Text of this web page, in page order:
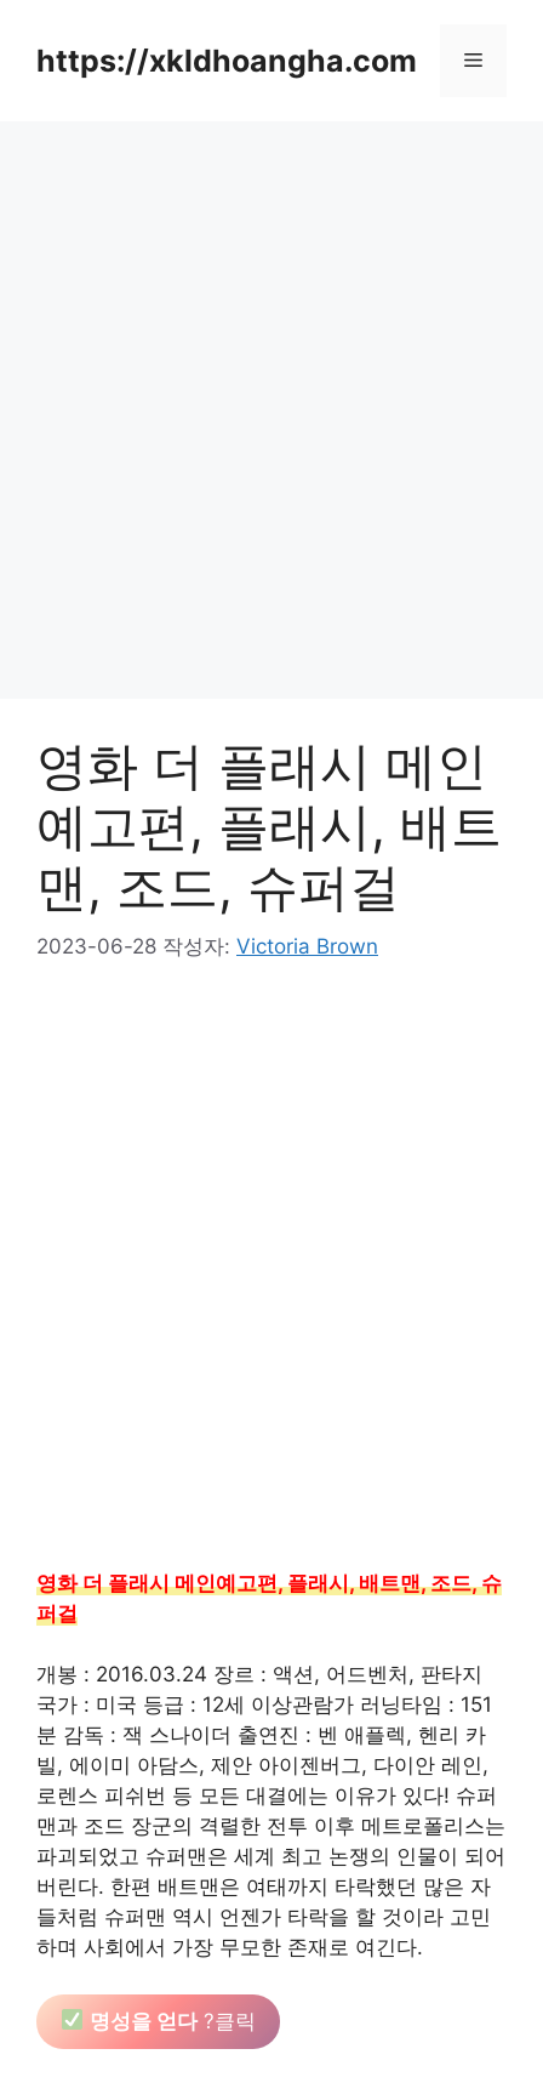
https://xkldhoangha.com 메
영화 더 플래시 메인
예고편, 플래시, 배트
맨, 조드, 슈퍼걸
2023-06-28 작성자: Victoria Brown
영화 더 플래시 메인예고편, 플래시, 배트맨, 조드, 슈
퍼걸
개봉 : 2016.03.24 장르 : 액션, 어드벤처, 판타지
국가 : 미국 등급 : 12세 이상관람가 러닝타임 : 151
분 감독 : 잭 스나이더 출연진 : 벤 애플렉, 헨리 카
빌, 에이미 아담스, 제안 아이젠버그, 다이안 레인,
로렌스 피쉬번 등 모든 대결에는 이유가 있다! 슈퍼
맨과 조드 장군의 격렬한 전투 이후 메트로폴리스는
파괴되었고 슈퍼맨은 세계 최고 논쟁의 인물이 되어
버린다. 한편 배트맨은 여태까지 타락했던 많은 자
들처럼 슈퍼맨 역시 언젠가 타락을 할 것이라 고민
하며 사회에서 가장 무모한 존재로 여긴다.
명성을 얻다?클릭